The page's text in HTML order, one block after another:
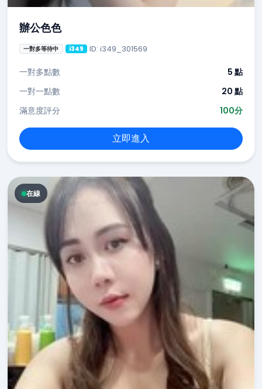
辦公色色
一對多等待中 i349 ID: i349_301569
一對多點數
5 點
一對一點數
20 點
滿意度評分
100分
立即進入
在線